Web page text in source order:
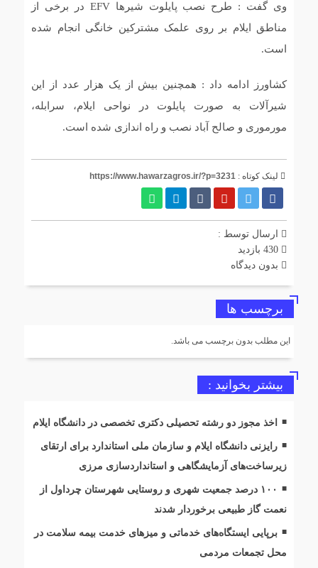
وی گفت : طرح نصب پایلوت شیرها EFV در برخی از
مناطق ایلام بر روی علمک مشترکین خانگی انجام شده
است.
کشاورز ادامه داد : همچنین بیش از یک هزار عدد از این
شیرآلات به صورت پایلوت در نواحی ایلام، سرابله،
مورموری و صالح آباد نصب و راه اندازی شده است.
لینک کوتاه : https://www.hawarzagros.ir/?p=3231
ارسال توسط :
بدون دیدگاه
برچسب ها
این مطلب بدون برچسب می باشد.
بیشتر بخوانید :
اخذ مجوز دو رشته تحصیلی دکتری تخصصی در دانشگاه ایلام
رایزنی دانشگاه ایلام و سازمان ملی استاندارد برای ارتقای
زیرساخت‌های آزمایشگاهی و استانداردسازی مرزی
۱۰۰ درصد جمعیت شهری و روستایی شهرستان چرداول از
نعمت گاز طبیعی برخوردار شدند
برپایی ایستگاه‌های خدماتی و میزهای خدمت بیمه سلامت در
محل تجمعات مردمی